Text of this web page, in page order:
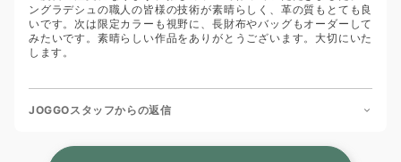
ングラデシュの職人の皆様の技術が素晴らしく、革の質もとても良
いです。次は限定カラーも視野に、長財布やバッグもオーダーして
みたいです。素晴らしい作品をありがとうございます。大切にいた
します。
JOGGOスタッフからの返信